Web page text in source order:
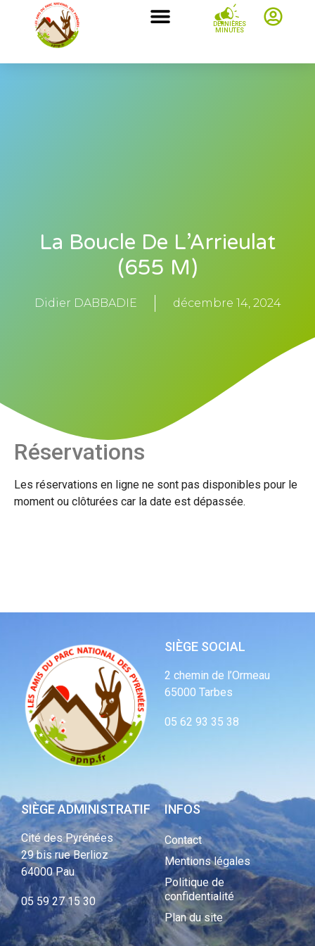
DERNIÈRES
MINUTES
La Boucle De L’Arrieulat
(655 M)
Didier DABBADIE décembre 14, 2024
Réservations
Les réservations en ligne ne sont pas disponibles pour le
moment ou clôturées car la date est dépassée.
SIÈGE SOCIAL
2 chemin de l’Ormeau
65000 Tarbes
05 62 93 35 38
SIÈGE ADMINISTRATIF
Cité des Pyrénées
29 bis rue Berlioz
64000 Pau
05 59 27 15 30
INFOS
Contact
Mentions légales
Politique de
confidentialité
Plan du site